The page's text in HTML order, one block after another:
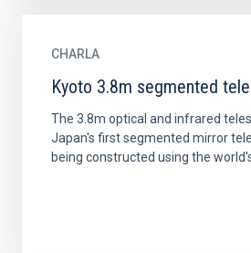
CHARLA
Kyoto 3.8m segmented
The 3.8m optical and infrared
Japan's first segmented mirror
being constructed using the